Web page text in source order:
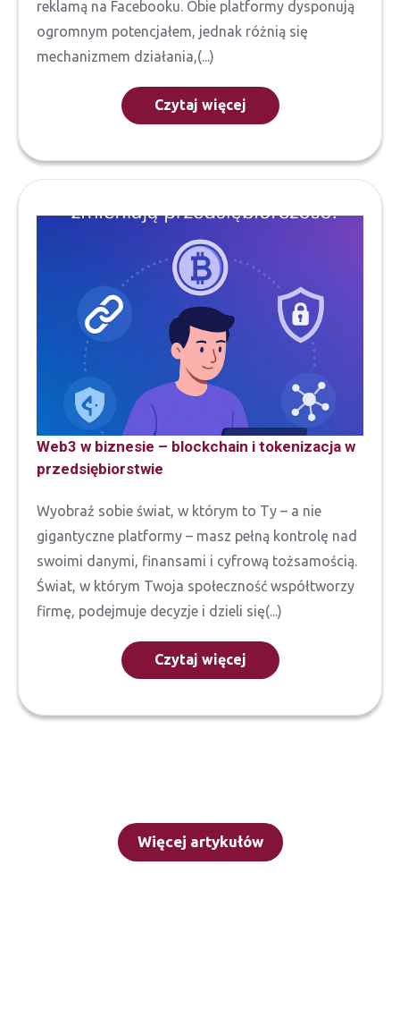
reklamą na Facebooku. Obie platformy dysponują
ogromnym potencjałem, jednak różnią się
mechanizmem działania,(...)
Czytaj więcej
Web3 w biznesie – blockchain i tokenizacja w
przedsiębiorstwie
Wyobraź sobie świat, w którym to Ty – a nie
gigantyczne platformy – masz pełną kontrolę nad
swoimi danymi, finansami i cyfrową tożsamością.
Świat, w którym Twoja społeczność współtworzy
firmę, podejmuje decyzje i dzieli się(...)
Czytaj więcej
Więcej artykułów